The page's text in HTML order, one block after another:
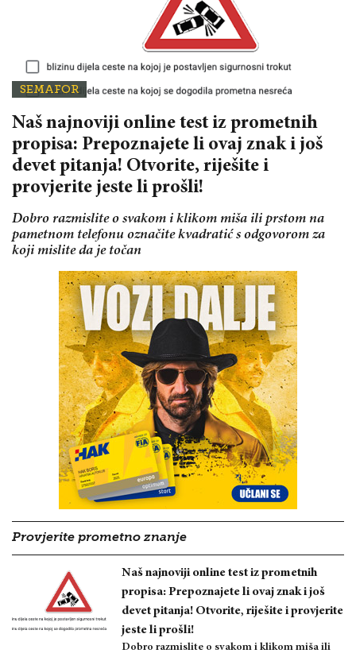
SEMAFOR
Naš najnoviji online test iz prometnih
propisa: Prepoznajete li ovaj znak i još
devet pitanja! Otvorite, riješite i
provjerite jeste li prošli!
Dobro razmislite o svakom i klikom miša ili prstom na
pametnom telefonu označite kvadratić s odgovorom za
koji mislite da je točan
Provjerite prometno znanje
Naš najnoviji online test iz prometnih
propisa: Prepoznajete li ovaj znak i još
devet pitanja! Otvorite, riješite i provjerite
jeste li prošli!
Dobro razmislite o svakom i klikom miša ili